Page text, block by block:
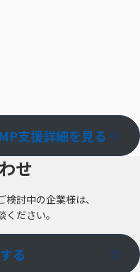
支援詳細を見る
せ
討中の企業様は、
ださい。
る